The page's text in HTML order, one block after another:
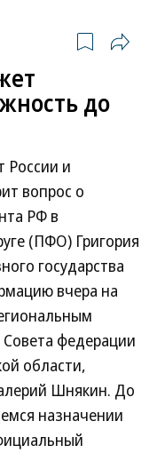
до
России и
вопрос о
РФ в
(ПФО) Григория
государства
вчера на
федерации
области,
Шнякин. До
назначении